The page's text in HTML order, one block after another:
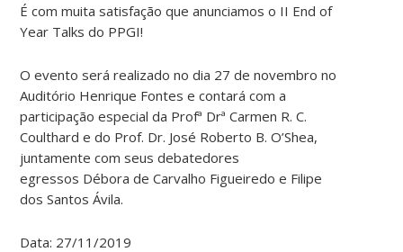
É com muita satisfação que anunciamos o II End of
Year Talks do PPGI!
O evento será realizado no dia 27 de novembro no
Auditório Henrique Fontes e contará com a
participação especial da Profª Drª Carmen R. C.
Coulthard e do Prof. Dr. José Roberto B. O’Shea,
juntamente com seus debatedores
egressos Débora de Carvalho Figueiredo e Filipe
dos Santos Ávila.
Data: 27/11/2019